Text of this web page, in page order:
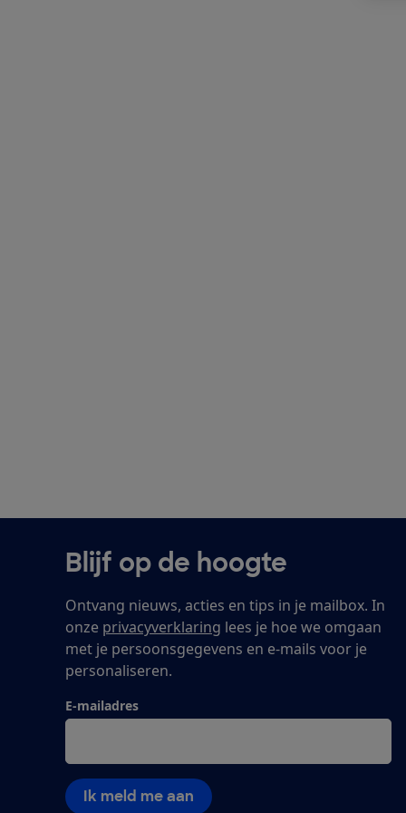
Blijf op de hoogte
Ontvang nieuws, acties en tips in je mailbox. In
onze privacyverklaring lees je hoe we omgaan
met je persoonsgegevens en e-mails voor je
personaliseren.
E-mailadres
Ik meld me aan